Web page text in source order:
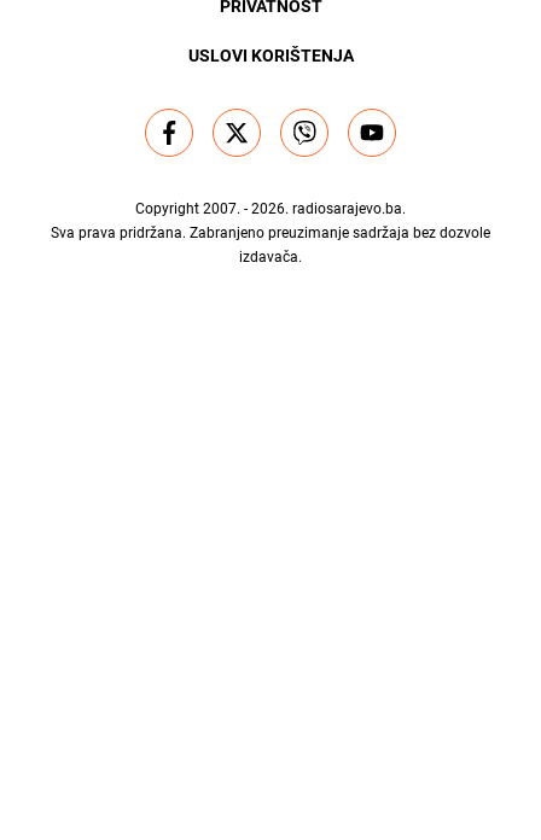
PRIVATNOST
USLOVI KORIŠTENJA
Copyright 2007. - 2026. radiosarajevo.ba.
Sva prava pridržana. Zabranjeno preuzimanje sadržaja bez dozvole
izdavača.